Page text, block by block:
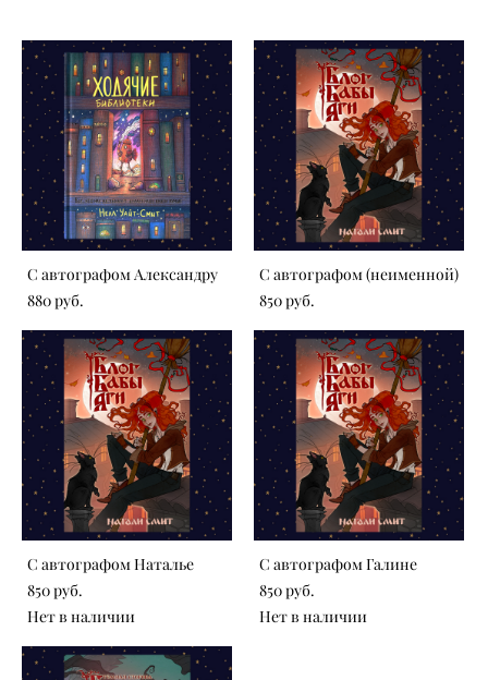
С автографом Александру
880 pуб.
С автографом (неименной)
850 pуб.
С автографом Наталье
850 pуб.
Нет в наличии
С автографом Галине
850 pуб.
Нет в наличии